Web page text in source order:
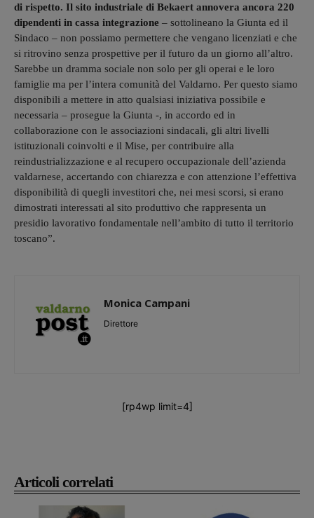
Articoli correlati
di rispetto. Il sito industriale di Bekaert annovera ancora 220
dipendenti in cassa integrazione – sottolineano la Giunta ed il
Sindaco – non possiamo permettere che vengano licenziati e che
si ritrovino senza prospettive per il futuro da un giorno all’altro.
Sarebbe un dramma sociale non solo per gli operai e le loro
famiglie ma per l’intera comunità del Valdarno. Per questo siamo
disponibili a mettere in atto qualsiasi iniziativa possibile e
necessaria – prosegue la Giunta -, in accordo ed in
collaborazione con le associazioni sindacali, gli altri livelli
istituzionali coinvolti e il Mise, per contribuire alla
reindustrializzazione e al recupero occupazionale dell’azienda
valdarnese, accertando con chiarezza e con attenzione l’effettiva
disponibilità di quegli investitori che, nei mesi scorsi, si erano
dimostrati interessati al sito produttivo che rappresenta un
presidio lavorativo fondamentale nell’ambito di tutto il territorio
toscano”.
Monica Campani
Direttore
[rp4wp limit=4]